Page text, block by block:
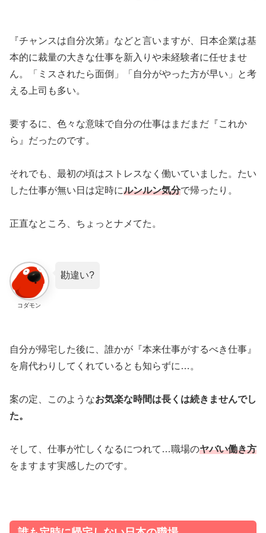
『チャンスは自分次第』などと言いますが、日本企業は基
本的に裁量の大きな仕事を新入りや未経験者に任せませ
ん。「ミスされたら面倒」「自分がやった方が早い」と考
える上司も多い。
要するに、色々な意味で自分の仕事はまだまだ『これか
ら』だったのです。
それでも、最初の頃はストレスなく働いていました。 たい
した仕事が無い日は定時にルンルン気分で帰ったり。
正直なところ、ちょっとナメてた。
コダモン
勘違い?
自分が帰宅した後に、誰かが『本来仕事がするべき仕事』
を肩代わりしてくれているとも知らずに…。
案の定、このようなお気楽な時間は長くは続きませんでし
た。
そして、仕事が忙しくなるにつれて…職場のヤバい働き方
をますます実感したのです。